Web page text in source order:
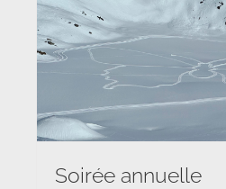
Soirée annuelle